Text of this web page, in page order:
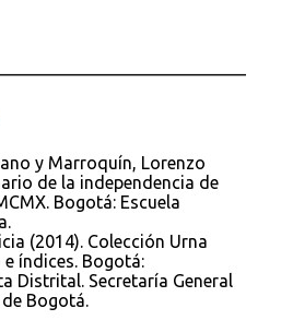
y Marroquín, Lorenzo
de la independencia de
Bogotá: Escuela
(2014). Colección Urna
índices. Bogotá:
Distrital. Secretaría General
Bogotá.